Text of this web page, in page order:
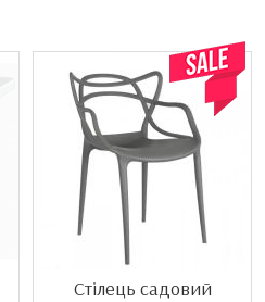
Стілець садовий